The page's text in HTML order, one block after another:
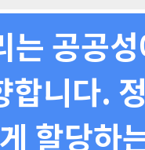
는 공공
합니다.
할당하